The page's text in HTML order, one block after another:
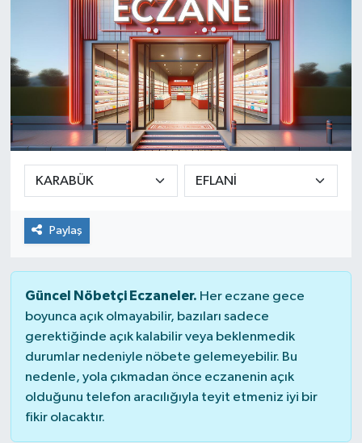
Paylaş
Güncel Nöbetçi Eczaneler. Her eczane gece
boyunca açık olmayabilir, bazıları sadece
gerektiğinde açık kalabilir veya beklenmedik
durumlar nedeniyle nöbete gelemeyebilir. Bu
nedenle, yola çıkmadan önce eczanenin açık
olduğunu telefon aracılığıyla teyit etmeniz iyi bir
fikir olacaktır.
Haber Arşivi